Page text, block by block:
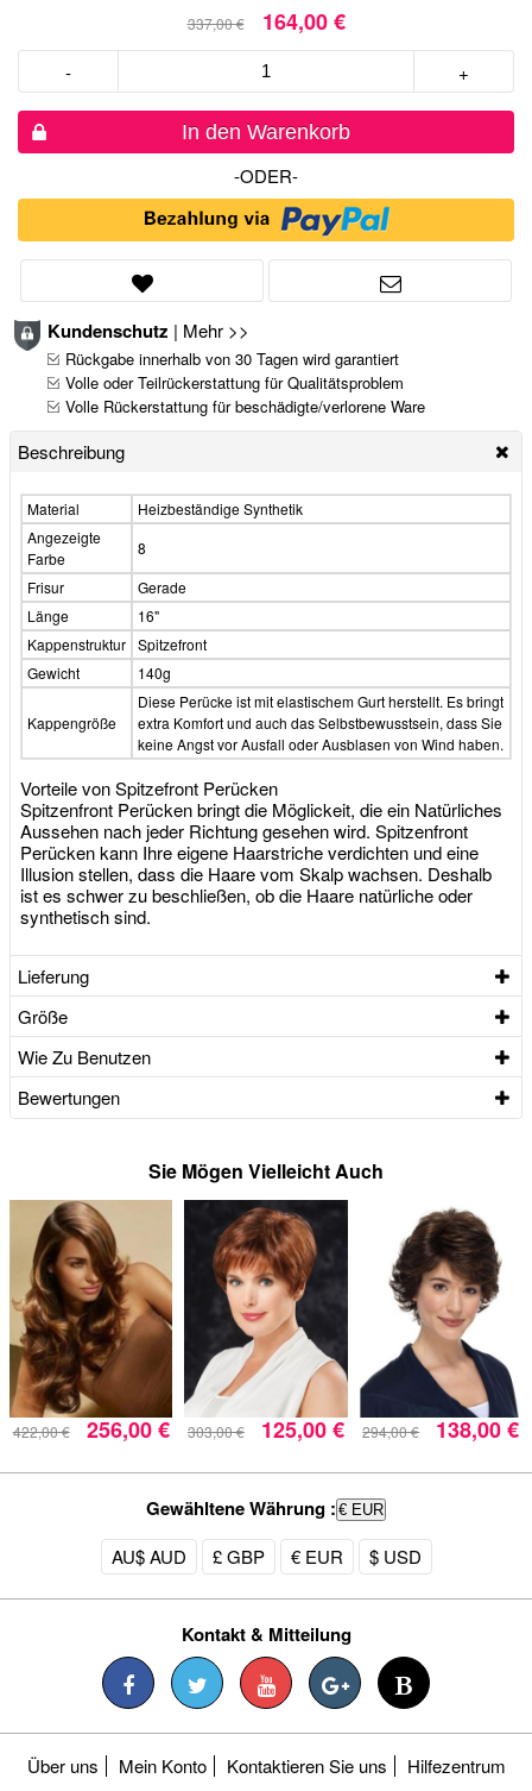
337,00 € 164,00 €
- +
In den Warenkorb
-ODER-
Kundenschutz | Mehr >>
Rückgabe innerhalb von 30 Tagen wird garantiert
Volle oder Teilrückerstattung für Qualitätsproblem
Volle Rückerstattung für beschädigte/verlorene Ware
Beschreibung
Material
Heizbeständige Synthetik
Angezeigte
Farbe
8
Frisur
Gerade
Länge
16"
Kappenstruktur Spitzefront
Gewicht
140g
Kappengröße
Diese Perücke ist mit elastischem Gurt herstellt. Es bringt
extra Komfort und auch das Selbstbewusstsein, dass Sie
keine Angst vor Ausfall oder Ausblasen von Wind haben.
Vorteile von Spitzefront Perücken
Spitzenfront Perücken bringt die Möglickeit, die ein Natürliches
Aussehen nach jeder Richtung gesehen wird. Spitzenfront
Perücken kann Ihre eigene Haarstriche verdichten und eine
Illusion stellen, dass die Haare vom Skalp wachsen. Deshalb
ist es schwer zu beschließen, ob die Haare natürliche oder
synthetisch sind.
Lieferung
Größe
Wie Zu Benutzen
Bewertungen
Sie Mögen Vielleicht Auch
422,00 € 256,00 € 303,00 € 125,00 € 294,00 € 138,00 €
Gewähltene Währung : € EUR
AU$ AUD £ GBP € EUR $ USD
Kontakt & Mitteilung
Über uns Mein Konto Kontaktieren Sie uns Hilfezentrum